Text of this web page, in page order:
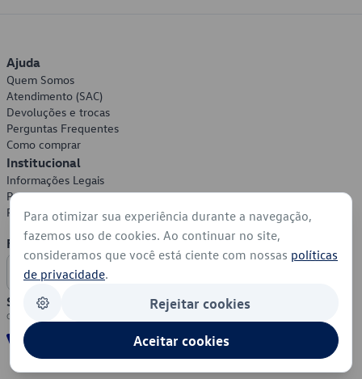
Ajuda
Quem Somos
Atendimento (SAC)
Devoluções e trocas
Perguntas Frequentes
Como comprar
Institucional
Informações Legais
Política de Privacidade
Política de Cookies
Formas de Pagamento
Segurança
Para otimizar sua experiência durante a navegação,
fazemos uso de cookies. Ao continuar no site,
consideramos que você está ciente com nossas políticas
de privacidade.
Rejeitar cookies
Aceitar cookies